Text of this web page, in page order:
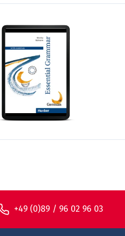
+49 (0)89 / 96 02 96 03